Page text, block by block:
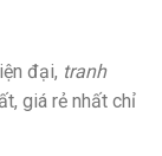
đại, tranh
giá rẻ nhất chỉ